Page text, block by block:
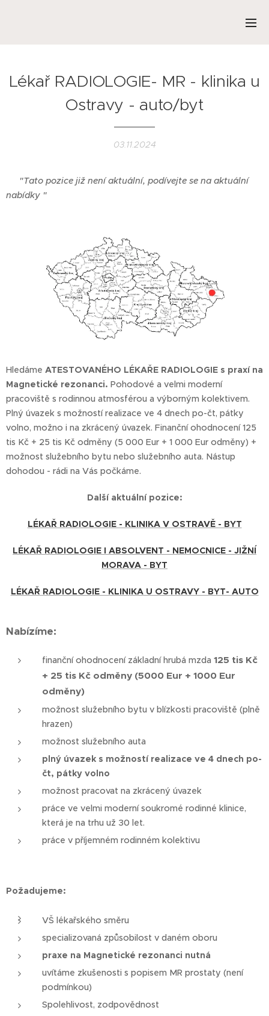
Lékař RADIOLOGIE- MR - klinika u
Ostravy - auto/byt
03.11.2024
"Tato pozice již není aktuální, podívejte se na aktuální
nabídky "
Hledáme ATESTOVANÉHO LÉKAŘE RADIOLOGIE s praxí na
Magnetické rezonanci. Pohodové a velmi moderní
pracoviště s rodinnou atmosférou a výborným kolektivem.
Plný úvazek s možností realizace ve 4 dnech po-čt, pátky
volno, možno i na zkrácený úvazek. Finanční ohodnocení 125
tis Kč + 25 tis Kč odměny (5 000 Eur + 1 000 Eur odměny) +
možnost služebního bytu nebo služebního auta. Nástup
dohodou - rádi na Vás počkáme.
Další aktuální pozice:
LÉKAŘ RADIOLOGIE - KLINIKA V OSTRAVĚ - BYT
LÉKAŘ RADIOLOGIE I ABSOLVENT - NEMOCNICE - JIŽNÍ
MORAVA - BYT
LÉKAŘ RADIOLOGIE - KLINIKA U OSTRAVY - BYT- AUTO
Nabízíme:
finanční ohodnocení základní hrubá mzda 125 tis Kč
+ 25 tis Kč odměny (5000 Eur + 1000 Eur
odměny)
možnost služebního bytu v blízkosti pracoviště (plně
hrazen)
možnost služebního auta
plný úvazek s možností realizace ve 4 dnech po-
čt, pátky volno
možnost pracovat na zkrácený úvazek
práce ve velmi moderní soukromé rodinné klinice,
která je na trhu už 30 let.
práce v příjemném rodinném kolektivu
Požadujeme:
VŠ lékařského směru
specializovaná způsobilost v daném oboru
praxe na Magnetické rezonanci nutná
uvítáme zkušenosti s popisem MR prostaty (není
podmínkou)
Spolehlivost, zodpovědnost